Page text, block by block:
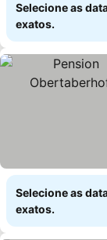
Selecione as
exatos.
Selecione as
exatos.